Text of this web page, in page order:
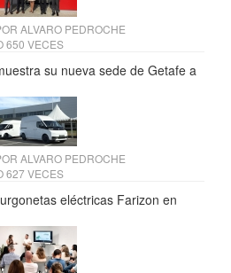
ALVARO PEDROCHE
650 VECES
su nueva sede de Getafe a
ALVARO PEDROCHE
627 VECES
eléctricas Farizon en